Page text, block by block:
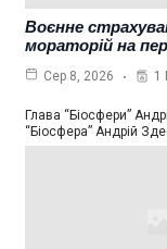
Воєнне
мораторій на
Сер 8, 2026 1
Глава “Біосфери”
“Біосфера” Андрій